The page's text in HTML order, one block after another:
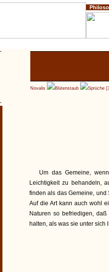
Novalis Blütenstaub Sprüche
Um das Gemeine,
Leichtigkeit zu behandeln,
finden als das Gemeine,
Auf die Art kann auch wohl
Naturen so befriedigen,
halten, als was sie unter